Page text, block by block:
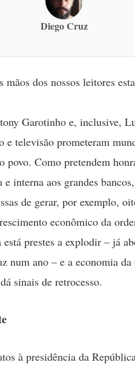
Diego Cruz
mãos dos nossos leitores
Garotinho e, inclusive,
e televisão prometeram
povo. Como pretendem
interna aos grandes
de gerar, por exemplo,
econômico da
prestes a explodir – já
num ano – e a economia
sinais de retrocesso.
à presidência da